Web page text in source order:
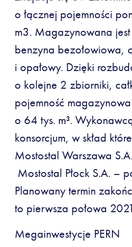
o łącznej pojemności
m3. Magazynowana
benzyna bezołowiowa,
i opałowy. Dzięki
o kolejne 2 zbiorniki,
pojemność
o 64 tys. m³.
konsorcjum, w skład
Mostostal Warszawa
Mostostal Płock S.A. –
Planowany termin
to pierwsza połowa
Megainwestycje PERN